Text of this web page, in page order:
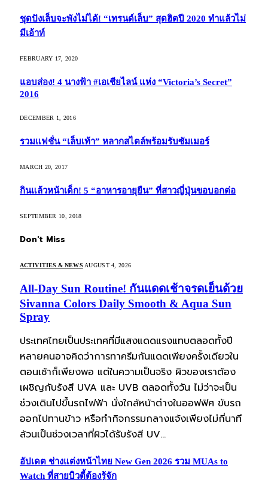
ชุดปังเล็บจะพังไม่ได้! “เทรนด์เล็บ” สุดฮิตปี 2020 ทำแล้วไม่
มีเอ้าท์
FEBRUARY 17, 2020
แอบส่อง! 4 นางฟ้า #เอเชียไลน์ แห่ง “Victoria’s Secret”
2016
DECEMBER 1, 2016
รวมแฟชั่น “เล็บเท้า” หลากสไตล์พร้อมรับซัมเมอร์
MARCH 20, 2017
กินแล้วหน้าเด็ก! 5 “อาหารอายุยืน” ที่สาวญี่ปุ่นขอบอกต่อ
SEPTEMBER 10, 2018
Don't Miss
ACTIVITIES & NEWS AUGUST 4, 2026
All-Day Sun Routine! กันแดดเช้าจรดเย็นด้วย
Sivanna Colors Daily Smooth & Aqua Sun
Spray
ประเทศไทยเป็นประเทศที่มีแสงแดดแรงแทบตลอดทั้งปี
หลายคนอาจคิดว่าการทาครีมกันแดดเพียงครั้งเดียวใน
ตอนเช้าก็เพียงพอ แต่ในความเป็นจริง ผิวของเราต้อง
เผชิญกับรังสี UVA และ UVB ตลอดทั้งวัน ไม่ว่าจะเป็น
ช่วงเดินไปขึ้นรถไฟฟ้า นั่งใกล้หน้าต่างในออฟฟิศ ขับรถ
ออกไปทานข้าว หรือทำกิจกรรมกลางแจ้งเพียงไม่กี่นาที
ล้วนเป็นช่วงเวลาที่ผิวได้รับรังสี UV…
อัปเดต ช่างแต่งหน้าไทย New Gen 2026 รวม MUAs to
Watch ที่สายบิวตี้ต้องรู้จัก